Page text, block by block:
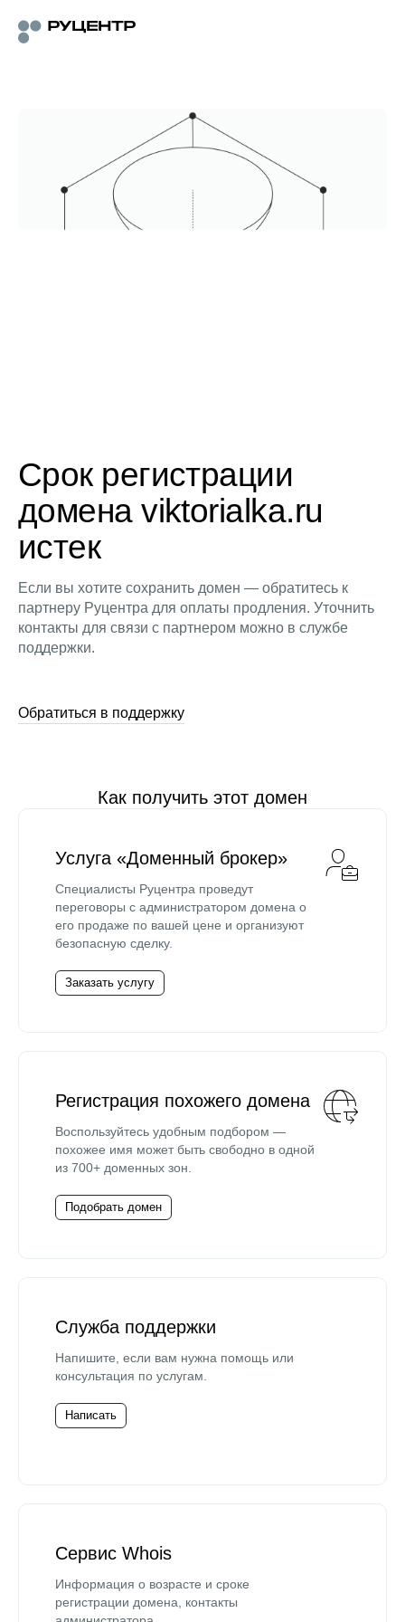
Срок регистрации
домена viktorialka.ru
истек
Если вы хотите сохранить домен — обратитесь к
партнеру Руцентра для оплаты продления. Уточнить
контакты для связи с партнером можно в службе
поддержки.
Обратиться в поддержку
Как получить этот домен
Услуга «Доменный брокер»
Специалисты Руцентра проведут
переговоры с администратором домена о
его продаже по вашей цене и организуют
безопасную сделку.
Заказать услугу
Регистрация похожего домена
Воспользуйтесь удобным подбором —
похожее имя может быть свободно в одной
из 700+ доменных зон.
Подобрать домен
Служба поддержки
Напишите, если вам нужна помощь или
консультация по услугам.
Написать
Сервис Whois
Информация о возрасте и сроке
регистрации домена, контакты